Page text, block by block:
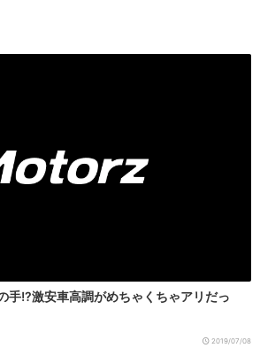
手!?激安車高調がめちゃくちゃアリだっ
2019/07/08